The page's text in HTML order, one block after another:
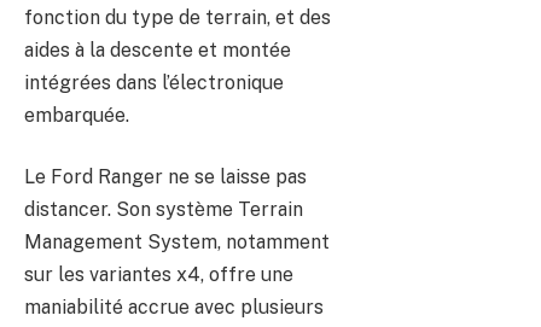
fonction du type de terrain, et des
aides à la descente et montée
intégrées dans l’électronique
embarquée.
Le Ford Ranger ne se laisse pas
distancer. Son système Terrain
Management System, notamment
sur les variantes x4, offre une
maniabilité accrue avec plusieurs